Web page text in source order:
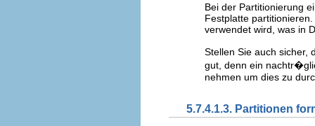
Bei der Partitionierung
Festplatte
verwendet wird, was in
Stellen Sie auch
gut, denn ein
nehmen um dies zu
5.7.4.1.3. Partitionen